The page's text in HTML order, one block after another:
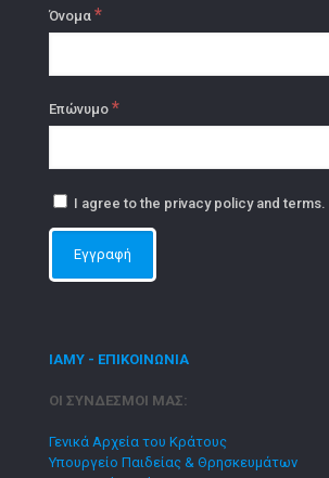
Όνομα *
Επώνυμο *
I agree to the privacy policy and terms.
ΙΑΜΥ - ΕΠΙΚΟΙΝΩΝΙΑ
ΟΙ ΣΥΝΔΕΣΜΟΙ ΜΑΣ:
Γενικά Αρχεία του Κράτους
Υπουργείο Παιδείας & Θρησκευμάτων